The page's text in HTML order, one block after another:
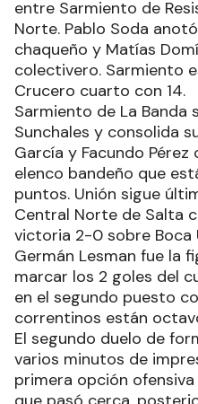
entre Sarmiento de
Norte. Pablo Soda
chaqueño y Matías
colectivero. Sarmiento
Crucero cuarto con 14.
Sarmiento de La Banda
Sunchales y consolida
García y Facundo
elenco bandeño que
puntos. Unión sigue
Central Norte de Salta
victoria 2-0 sobre Boca
Germán Lesman fue la
marcar los 2 goles del
en el segundo puesto
correntinos están
El segundo duelo de
varios minutos de
primera opción